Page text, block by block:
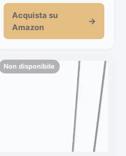
Acquista su
Amazon
→
Non disponibile